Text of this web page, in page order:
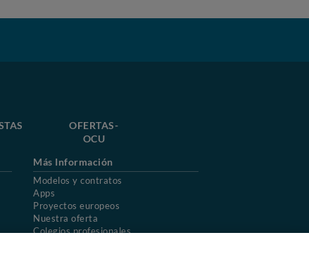
OFERTAS-
OCU
Más Información
Modelos y contratos
Apps
Proyectos europeos
Nuestra oferta
Colegios profesionales